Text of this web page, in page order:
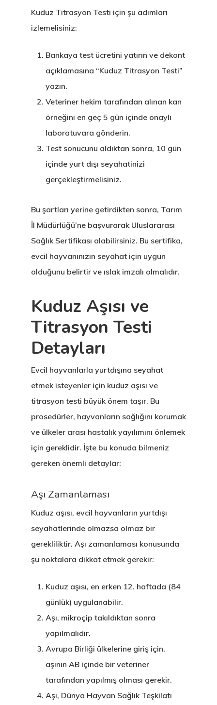
Kuduz Titrasyon Testi için şu adımları
izlemelisiniz:
Bankaya test ücretini yatırın ve dekont
açıklamasına “Kuduz Titrasyon Testi”
yazın.
Veteriner hekim tarafından alınan kan
örneğini en geç 5 gün içinde onaylı
laboratuvara gönderin.
Test sonucunu aldıktan sonra, 10 gün
içinde yurt dışı seyahatinizi
gerçekleştirmelisiniz.
Bu şartları yerine getirdikten sonra, Tarım
İl Müdürlüğü’ne başvurarak Uluslararası
Sağlık Sertifikası alabilirsiniz. Bu sertifika,
evcil hayvanınızın seyahat için uygun
olduğunu belirtir ve ıslak imzalı olmalıdır.
Kuduz Aşısı ve
Titrasyon Testi
Detayları
Evcil hayvanlarla yurtdışına seyahat
etmek isteyenler için kuduz aşısı ve
titrasyon testi büyük önem taşır. Bu
prosedürler, hayvanların sağlığını korumak
ve ülkeler arası hastalık yayılımını önlemek
için gereklidir. İşte bu konuda bilmeniz
gereken önemli detaylar:
Aşı Zamanlaması
Kuduz aşısı, evcil hayvanların yurtdışı
seyahatlerinde olmazsa olmaz bir
gerekliliktir. Aşı zamanlaması konusunda
şu noktalara dikkat etmek gerekir:
Kuduz aşısı, en erken 12. haftada (84
günlük) uygulanabilir.
Aşı, mikroçip takıldıktan sonra
yapılmalıdır.
Avrupa Birliği ülkelerine giriş için,
aşının AB içinde bir veteriner
tarafından yapılmış olması gerekir.
Aşı, Dünya Hayvan Sağlık Teşkilatı